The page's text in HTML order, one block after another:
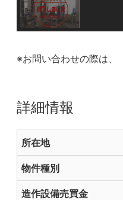
※お問い合わせの際は、
詳細情報
所在地
物件種別
造作設備売買金